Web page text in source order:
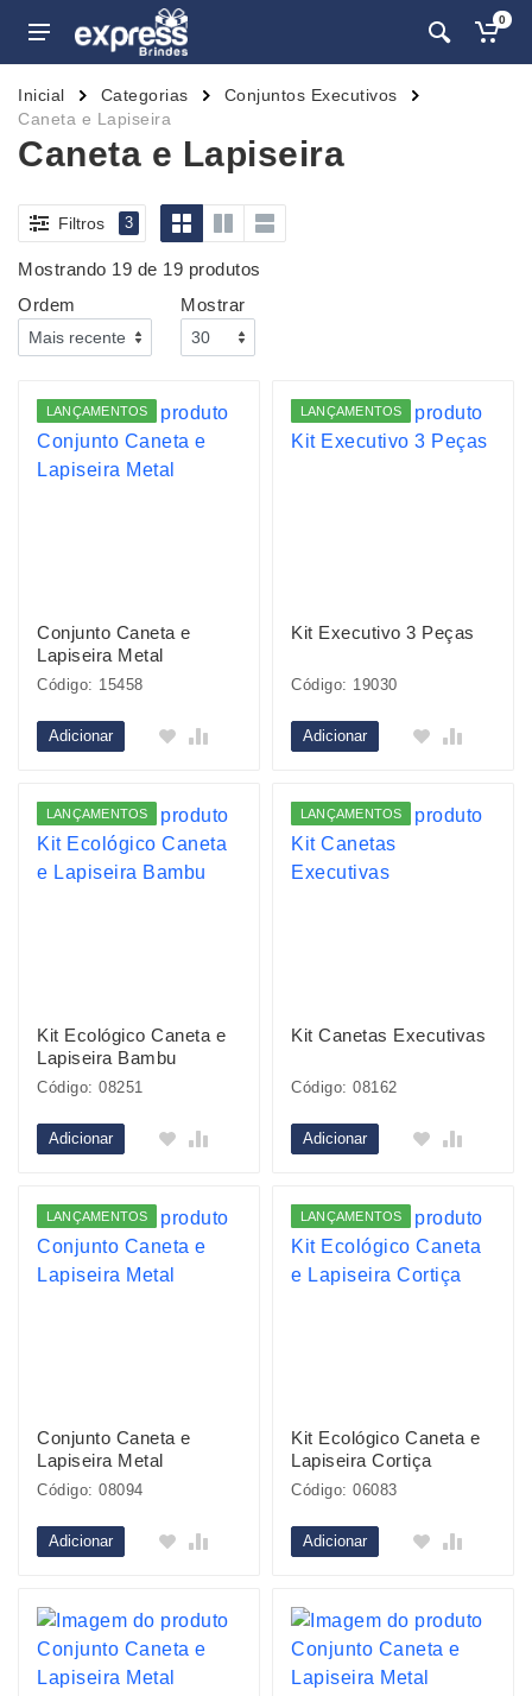
0
Inicial Categorias
Conjuntos Executivos
Caneta e Lapiseira
Caneta e Lapiseira
Filtros 3
Mostrando 19 de 19 produtos
Ordem
Mostrar
LANÇAMENTOS
Conjunto Caneta e
Lapiseira Metal
Código: 15458
Adicionar
LANÇAMENTOS
Kit Executivo 3 Peças
Código: 19030
Adicionar
LANÇAMENTOS
Kit Ecológico Caneta e
Lapiseira Bambu
Código: 08251
Adicionar
LANÇAMENTOS
Kit Canetas Executivas
Código: 08162
Adicionar
LANÇAMENTOS
Conjunto Caneta e
Lapiseira Metal
Código: 08094
Adicionar
LANÇAMENTOS
Kit Ecológico Caneta e
Lapiseira Cortiça
Código: 06083
Adicionar